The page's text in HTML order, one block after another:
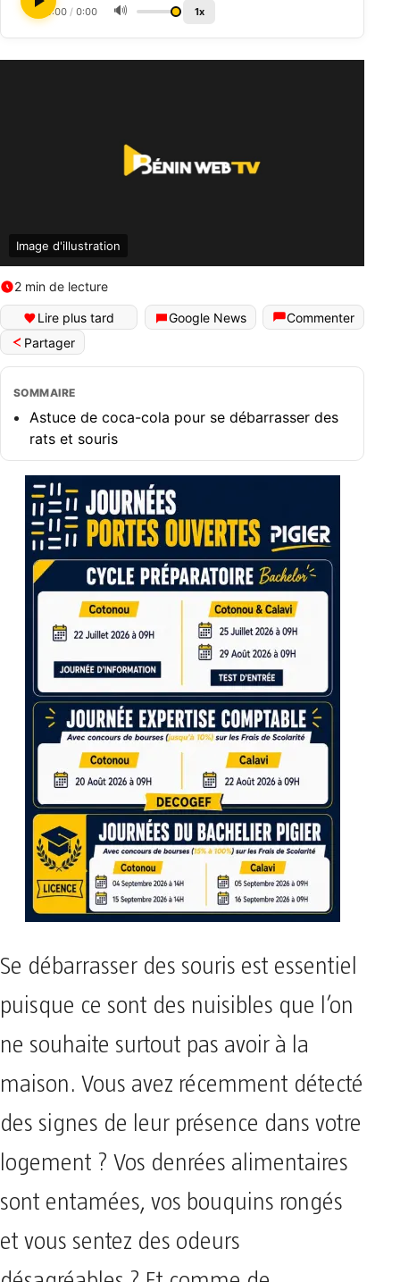
0:00 / 0:00 🔊 1x
Image d'illustration
2 min de lecture
Lire plus tard Google News
Commenter
Partager
SOMMAIRE
Astuce de coca-cola pour se débarrasser des
rats et souris
Se débarrasser des souris est essentiel
puisque ce sont des nuisibles que l’on
ne souhaite surtout pas avoir à la
maison. Vous avez récemment détecté
des signes de leur présence dans votre
logement ? Vos denrées alimentaires
sont entamées, vos bouquins rongés
et vous sentez des odeurs